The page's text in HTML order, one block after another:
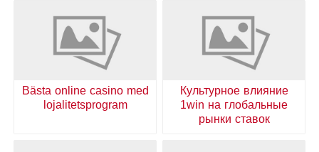
Культурное влияние
1win на глобальные
рынки ставок
Bästa online casino med
lojalitetsprogram